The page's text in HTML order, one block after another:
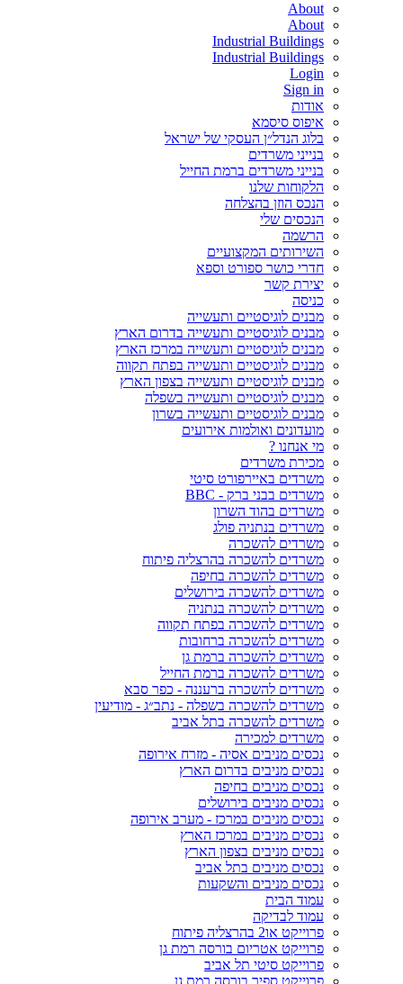
About
About
Industrial Buildings
Industrial Buildings
Login
Sign in
אודות
איפוס סיסמא
בלוג הנדל״ן העסקי של ישראל
בנייני משרדים
בנייני משרדים ברמת החייל
הלקוחות שלנו
הנכס הוזן בהצלחה
הנכסים שלי
הרשמה
השירותים המקצועיים
חדרי כושר ספורט וספא
יצירת קשר
כניסה
מבנים לוגיסטיים ותעשייה
מבנים לוגיסטיים ותעשייה בדרום הארץ
מבנים לוגיסטיים ותעשייה במרכז הארץ
מבנים לוגיסטיים ותעשייה בפתח תקווה
מבנים לוגיסטיים ותעשייה בצפון הארץ
מבנים לוגיסטיים ותעשייה בשפלה
מבנים לוגיסטיים ותעשייה בשרון
מועדונים ואולמות אירועים
מי אנחנו ?
מכירת משרדים
משרדים באיירפורט סיטי
משרדים בבני ברק - BBC
משרדים בהוד השרון
משרדים בנתניה פולג
משרדים להשכרה
משרדים להשכרה בהרצליה פיתוח
משרדים להשכרה בחיפה
משרדים להשכרה בירושלים
משרדים להשכרה בנתניה
משרדים להשכרה בפתח תקווה
משרדים להשכרה ברחובות
משרדים להשכרה ברמת גן
משרדים להשכרה ברמת החייל
משרדים להשכרה ברעננה - כפר סבא
משרדים להשכרה בשפלה - נתב״ג - מודיעין
משרדים להשכרה בתל אביב
משרדים למכירה
נכסים מניבים אסיה - מזרח אירופה
נכסים מניבים בדרום הארץ
נכסים מניבים בחיפה
נכסים מניבים בירושלים
נכסים מניבים במרכז - מערב אירופה
נכסים מניבים במרכז הארץ
נכסים מניבים בצפון הארץ
נכסים מניבים בתל אביב
נכסים מניבים והשקעות
עמוד הבית
עמוד לבדיקה
פרוייקט או2 בהרצליה פיתוח
פרוייקט אטריום בורסה רמת גן
פרוייקט סיטי תל אביב